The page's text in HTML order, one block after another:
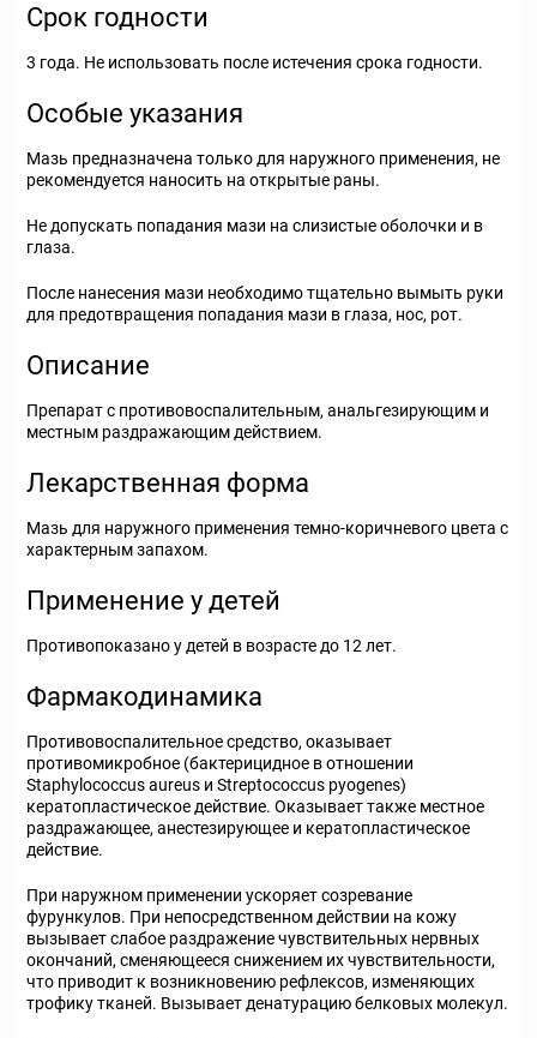
Срок годности
3 года. Не использовать после истечения срока годности.
Особые указания
Мазь предназначена только для наружного применения, не
рекомендуется наносить на открытые раны.
Не допускать попадания мази на слизистые оболочки и в
глаза.
После нанесения мази необходимо тщательно вымыть руки
для предотвращения попадания мази в глаза, нос, рот.
Описание
Препарат с противовоспалительным, анальгезирующим и
местным раздражающим действием.
Лекарственная форма
Мазь для наружного применения темно-коричневого цвета с
характерным запахом.
Применение у детей
Противопоказано у детей в возрасте до 12 лет.
Фармакодинамика
Противовоспалительное средство, оказывает
противомикробное (бактерицидное в отношении
Staphylococcus aureus и Streptococcus pyogenes)
кератопластическое действие. Оказывает также местное
раздражающее, анестезирующее и кератопластическое
действие.
При наружном применении ускоряет созревание
фурункулов. При непосредственном действии на кожу
вызывает слабое раздражение чувствительных нервных
окончаний, сменяющееся снижением их чувствительности,
что приводит к возникновению рефлексов, изменяющих
трофику тканей. Вызывает денатурацию белковых молекул.